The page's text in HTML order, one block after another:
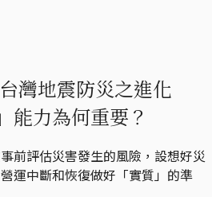
灣地震防災之進化
力為何重要？
前評估災害發生的風險，設想好災
運中斷和恢復做好「實質」的準